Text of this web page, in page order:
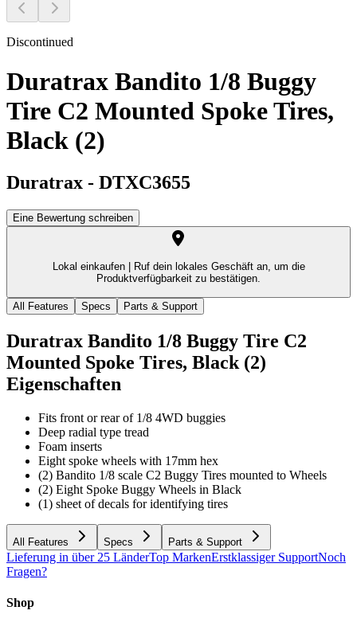
Discontinued
Duratrax Bandito 1/8 Buggy
Tire C2 Mounted Spoke Tires,
Black (2)
Duratrax - DTXC3655
Eine Bewertung schreiben
Lokal einkaufen |
Ruf dein lokales Geschäft an, um die
Produktverfügbarkeit zu bestätigen.
All Features Specs Parts & Support
Duratrax Bandito 1/8 Buggy Tire C2
Mounted Spoke Tires, Black (2)
Eigenschaften
Fits front or rear of 1/8 4WD buggies
Deep radial type tread
Foam inserts
Eight spoke wheels with 17mm hex
(2) Bandito 1/8 scale C2 Buggy Tires mounted to Wheels
(2) Eight Spoke Buggy Wheels in Black
(1) sheet of decals for identifying tires
All Features Specs Parts & Support
Lieferung in über 25 LänderTop MarkenErstklassiger SupportNoch
Fragen?
Shop